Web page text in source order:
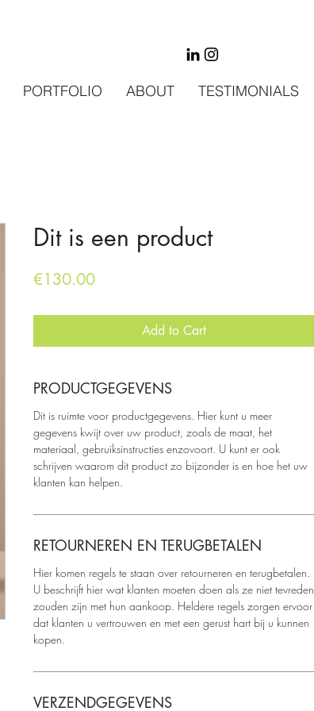
PORTFOLIO ABOUT TESTIMONIALS
Dit is een product
€130.00Price
Add to Cart
PRODUCTGEGEVENS
Dit is ruimte voor productgegevens. Hier kunt u meer
gegevens kwijt over uw product, zoals de maat, het
materiaal, gebruiksinstructies enzovoort. U kunt er ook
schrijven waarom dit product zo bijzonder is en hoe het uw
klanten kan helpen.
RETOURNEREN EN TERUGBETALEN
Hier komen regels te staan over retourneren en terugbetalen.
U beschrijft hier wat klanten moeten doen als ze niet tevreden
zouden zijn met hun aankoop. Heldere regels zorgen ervoor
dat klanten u vertrouwen en met een gerust hart bij u kunnen
kopen.
VERZENDGEGEVENS